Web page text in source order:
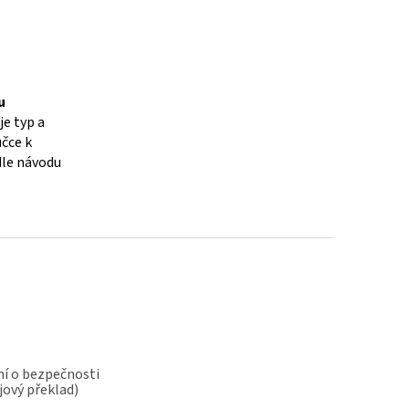
typ a
k
návodu
o bezpečnosti
překlad)